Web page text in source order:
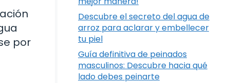
por
Descubre el secreto del agua de
arroz para aclarar y embellecer
tu piel
Guía definitiva de peinados
masculinos: Descubre hacia qué
lado debes peinarte